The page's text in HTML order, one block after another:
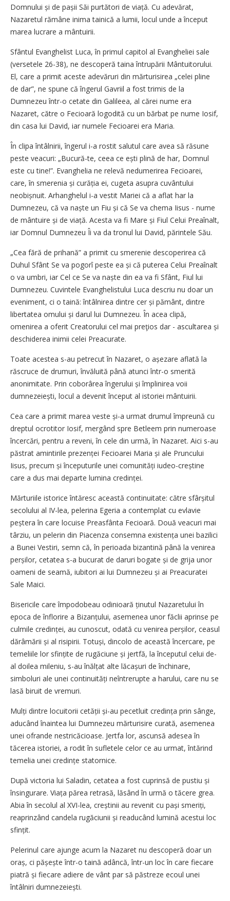
Domnului și de pașii Săi purtători de viață. Cu adevărat,
Nazaretul rămâne inima tainică a lumii, locul unde a început
marea lucrare a mântuirii.
Sfântul Evanghelist Luca, în primul capitol al Evangheliei sale
(versetele 26-38), ne descoperă taina întrupării Mântuitorului.
El, care a primit aceste adevăruri din mărturisirea „celei pline
de dar”, ne spune că îngerul Gavriil a fost trimis de la
Dumnezeu într-o cetate din Galileea, al cărei nume era
Nazaret, către o Fecioară logodită cu un bărbat pe nume Iosif,
din casa lui David, iar numele Fecioarei era Maria.
În clipa întâlnirii, îngerul i-a rostit salutul care avea să răsune
peste veacuri: „Bucură-te, ceea ce ești plină de har, Domnul
este cu tine!”. Evanghelia ne relevă nedumerirea Fecioarei,
care, în smerenia și curăția ei, cugeta asupra cuvântului
neobișnuit. Arhanghelul i-a vestit Mariei că a aflat har la
Dumnezeu, că va naște un Fiu și că Se va chema Iisus - nume
de mântuire și de viață. Acesta va fi Mare și Fiul Celui Preaînalt,
iar Domnul Dumnezeu Îi va da tronul lui David, părintele Său.
„Cea fără de prihană” a primit cu smerenie descoperirea că
Duhul Sfânt Se va pogorî peste ea și că puterea Celui Preaînalt
o va umbri, iar Cel ce Se va naște din ea va fi Sfânt, Fiul lui
Dumnezeu. Cuvintele Evanghelistului Luca descriu nu doar un
eveniment, ci o taină: întâlnirea dintre cer și pământ, dintre
libertatea omului și darul lui Dumnezeu. În acea clipă,
omenirea a oferit Creatorului cel mai preţios dar - ascultarea și
deschiderea inimii celei Preacurate.
Toate acestea s-au petrecut în Nazaret, o așezare aflată la
răscruce de drumuri, învăluită până atunci într-o smerită
anonimitate. Prin coborârea îngerului și împlinirea voii
dumneze­iești, locul a devenit început al istoriei mântuirii.
Cea care a primit marea veste și-a urmat drumul împreună cu
dreptul ocrotitor Iosif, mergând spre Betleem prin numeroase
încercări, pentru a reveni, în cele din urmă, în Nazaret. Aici s-au
păstrat amintirile prezenței Fecioarei Maria și ale Pruncului
Iisus, precum și începuturile unei co­mu­nități iudeo-creștine
care a dus mai departe lumina credinței.
Mărturiile istorice întăresc această continuitate: către sfârșitul
secolului al IV-lea, pelerina Egeria a contemplat cu evlavie
peștera în care locuise Preasfânta Fecioară. Două veacuri mai
târziu, un pelerin din Piacenza consemna existența unei bazilici
a Bunei Vestiri, semn că, în perioada bizantină până la venirea
perșilor, cetatea s-a bucurat de daruri bogate și de grija unor
oameni de seamă, iubitori ai lui Dumnezeu și ai Preacuratei
Sale Maici.
Bisericile care împodobeau odinioară ținutul Nazaretului în
epoca de înflorire a Bizanțului, asemenea unor făclii aprinse pe
culmile credin­ței, au cunoscut, odată cu venirea per­șilor, ceasul
dărâmării și al risipi­rii. Totuși, dincolo de această încercare, pe
temeliile lor sfințite de rugă­ciune și jertfă, la începutul celui de-
al doilea mileniu, s-au înălțat alte lăca­șuri de închinare,
simboluri ale unei continuități neîntrerupte a harului, care nu se
lasă biruit de vremuri.
Mulți dintre locuitorii cetății și-au pecetluit credința prin sânge,
aducând înaintea lui Dumnezeu mărturisire curată, asemenea
unei ofrande nestricăcioase. Jertfa lor, ascunsă adesea în
tăcerea istoriei, a rodit în sufletele celor ce au urmat, întărind
temelia unei credințe statornice.
După victoria lui Saladin, cetatea a fost cuprinsă de pustiu și
însingurare. Viața părea retrasă, lăsând în urmă o tăcere grea.
Abia în secolul al XVI-lea, creștinii au revenit cu pași smeriți,
reaprinzând candela rugăciunii și readucând lumină acestui loc
sfințit.
Pelerinul care ajunge acum la Nazaret nu descoperă doar un
oraș, ci pășește într-o taină adâncă, într-un loc în care fiecare
piatră și fiecare adiere de vânt par să păstreze ecoul unei
întâlniri dumnezeiești.